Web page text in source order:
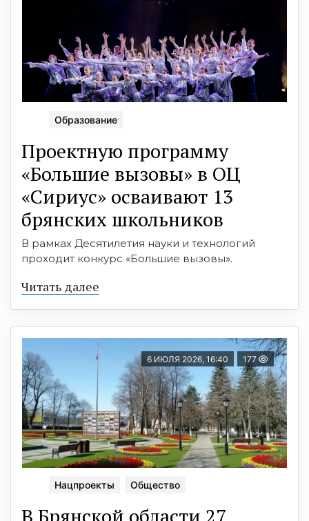
Образование
Проектную программу
«Большие вызовы» в ОЦ
«Сириус» осваивают 13
брянских школьников
В рамках Десятилетия науки и технологий
проходит конкурс «Большие вызовы».
Читать далее
6 ИЮЛЯ 2026, 16:40 177
Нацпроекты Общество
В Брянской области 27